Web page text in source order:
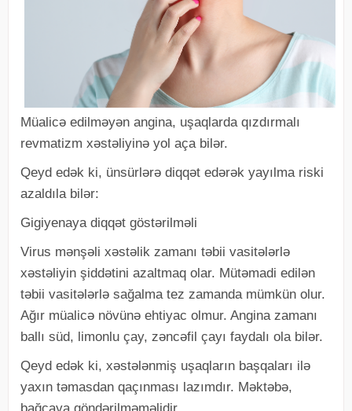
Müalicə edilməyən angina, uşaqlarda qızdırmalı
revmatizm xəstəliyinə yol aça bilər.
Qeyd edək ki, ünsürlərə diqqət edərək yayılma riski
azaldıla bilər:
Gigiyenaya diqqət göstərilməli
Virus mənşəli xəstəlik zamanı təbii vasitələrlə
xəstəliyin şiddətini azaltmaq olar. Mütəmadi edilən
təbii vasitələrlə sağalma tez zamanda mümkün olur.
Ağır müalicə növünə ehtiyac olmur. Angina zamanı
ballı süd, limonlu çay, zəncəfil çayı faydalı ola bilər.
Qeyd edək ki, xəstələnmiş uşaqların başqaları ilə
yaxın təmasdan qaçınması lazımdır. Məktəbə,